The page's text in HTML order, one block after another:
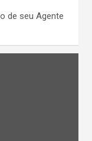
de seu Agente